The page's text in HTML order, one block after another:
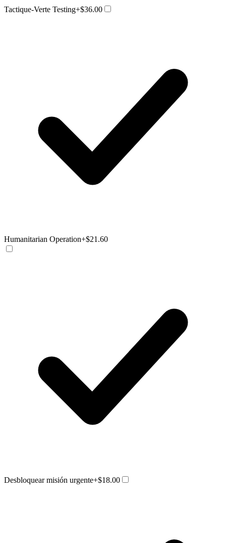
Tactique-Verte Testing+$36.00
Humanitarian Operation+$21.60
Desbloquear misión urgente+$18.00